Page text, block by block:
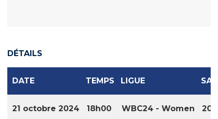
DÉTAILS
DATE TEMPS LIGUE
21 octobre 2024 18h00 WBC24 - Women